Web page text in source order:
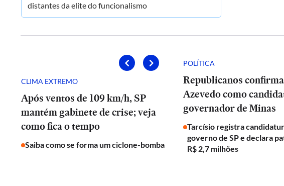
distantes da elite do funcionalismo
CLIMA EXTREMO
Após ventos de 109 km/h, SP
mantém gabinete de crise; veja
como fica o tempo
Saiba como se forma um ciclone-bomba
POLÍTICA
Republicanos
Azevedo como
governador de Minas
Tarcísio registra
governo de SP e declara
R$ 2,7 milhões